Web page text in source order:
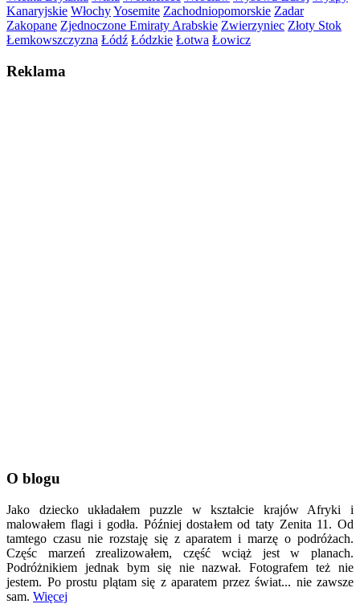
Kanaryjskie WłochyYosemite Zachodniopomorskie Zadar
Zakopane Zjednoczone Emiraty Arabskie Zwierzyniec Złoty Stok
Łemkowszczyzna Łódź Łódzkie Łotwa Łowicz
Reklama
O blogu
Jako dziecko układałem puzzle w kształcie krajów Afryki i
malowałem flagi i godła. Później dostałem od taty Zenita 11. Od
tamtego czasu nie rozstaję się z aparatem i marzę o podróżach.
Częśc marzeń zrealizowałem, część wciąż jest w planach.
Podróżnikiem jednak bym się nie nazwał. Fotografem też nie
jestem. Po prostu plątam się z aparatem przez świat... nie zawsze
sam. Więcej